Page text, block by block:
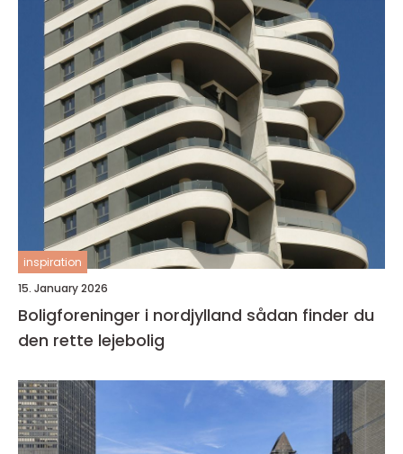
inspiration
15. January 2026
Boligforeninger i nordjylland sådan finder du
den rette lejebolig